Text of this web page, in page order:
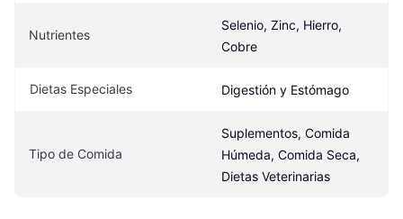
Nutrientes
Selenio, Zinc, Hierro,
Cobre
Dietas Especiales Digestión y Estómago
Tipo de Comida
Suplementos, Comida
Húmeda, Comida Seca,
Dietas Veterinarias